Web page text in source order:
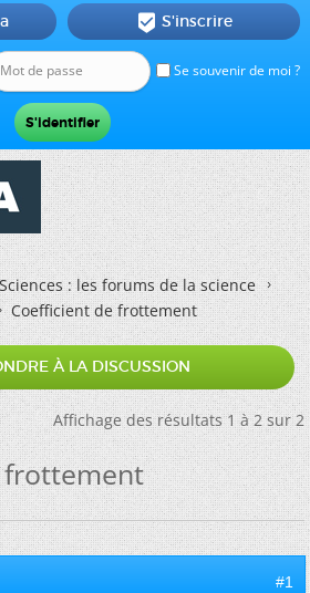
Se souvenir de moi ?
 S'inscrire
: les forums de la science
Coefficient de frottement
À LA DISCUSSION
Affichage des résultats 1 à 2 sur 2
frottement
#1